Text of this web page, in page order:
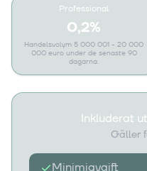
Professional
0,2%
Handelsvolym 5 000 001 - 20 000
000 euro under de senaste 90
dagarna.
0,10%
Portföljvärde · upp till €10 000
Inkluderat
Gäller
Minimiavgift